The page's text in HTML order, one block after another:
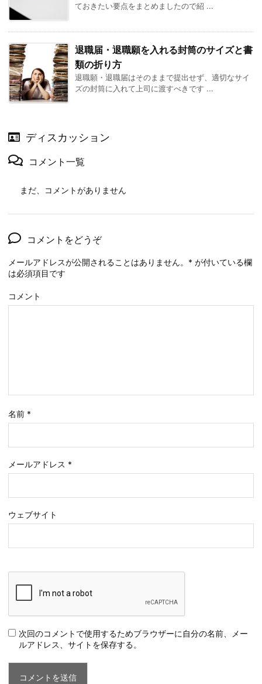
ておきたい要点をまとめましたので紹 ...
退職届・退職願を入れる封筒のサイズと書
類の折り方
退職願・退職届はそのままで提出せず、適切なサイ
ズの封筒に入れて上司に渡すべきです ...
ディスカッション
コメント一覧
まだ、コメントがありません
コメントをどうぞ
メールアドレスが公開されることはありません。 * が付いている欄
は必須項目です
コメント
名前 *
メールアドレス *
ウェブサイト
次回のコメントで使用するためブラウザーに自分の名前、メー
ルアドレス、サイトを保存する。